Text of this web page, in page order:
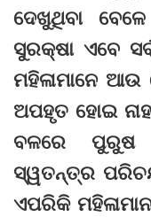
ଦେଖୁଥିବା
ସୁରକ୍ଷା ଏବେ
ମହିଳାମାନେ
ଅପହୃତ ହୋଇ
ବଳରେ ପୁରୁଷ
ସ୍ୱତନ୍ତ୍ର
ଏପରିକି